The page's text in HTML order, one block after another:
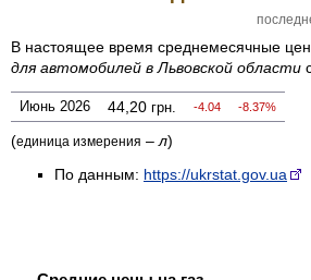
В настоящее время среднемесячные
для автомобилей в Львовской области
Июнь 2026 44,20 грн. -4.04 -8.37%
(единица измерения – л)
По данным: https://ukrstat.gov.ua